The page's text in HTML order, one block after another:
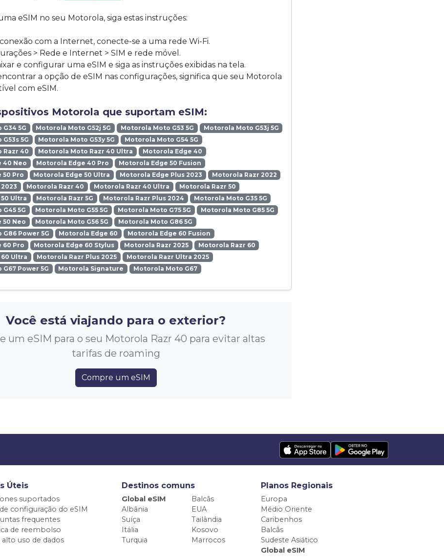
eSIM no seu Motorola, siga estas instruções:
com a Internet, conecte-se a uma rede Wi-Fi.
> Rede e Internet > SIM e rede móvel.
e configurar uma eSIM e siga as instruções exibidas na tela.
a opção de eSIM nas configurações, significa que seu Motorola
com eSIM.
Motorola que suportam eSIM:
5G Motorola Moto G52j 5G Motorola Moto G53 5G
Motorola Moto G53j 5G
5G
Motorola Moto G53y 5G
Motorola Moto G54 5G
Razr 40
Motorola Moto Razr 40 Ultra
Motorola Edge 40
40 Neo
Motorola Edge 40 Pro
Motorola Edge 50 Fusion
50 Pro
Motorola Edge 50 Ultra Motorola Edge Plus 2023
Motorola Razr 2022
Motorola Razr 40 Motorola Razr 40 Ultra
Motorola Razr 50
Ultra
Motorola Razr 5G Motorola Razr Plus 2024
Motorola Moto G35 5G
5G
Motorola Moto G55 5G Motorola Moto G75 5G
Motorola Moto G85 5G
50 Neo
Motorola Moto G56 5G
Motorola Moto G86 5G
Power 5G
Motorola Edge 60
Motorola Edge 60 Fusion
60 Pro
Motorola Edge 60 Stylus Motorola Razr 2025
Motorola Razr 60
Ultra
Motorola Razr Plus 2025
Motorola Razr Ultra 2025
Power 5G
Motorola Signature Motorola Moto G67
Você está viajando para o exterior?
um eSIM para o seu Motorola Razr 40 para evitar altas
tarifas de roaming
Compre um eSIM
Úteis
suportados
configuração do eSIM
frequentes
de reembolso
alto uso de dados
Destinos comuns
Global eSIM
Balcãs
Albânia
EUA
Suíça
Tailândia
Itália
Kosovo
Turquia
Marrocos
Planos Regionais
Europa
Médio Oriente
Caribenhos
Balcãs
Sudeste Asiático
Global eSIM